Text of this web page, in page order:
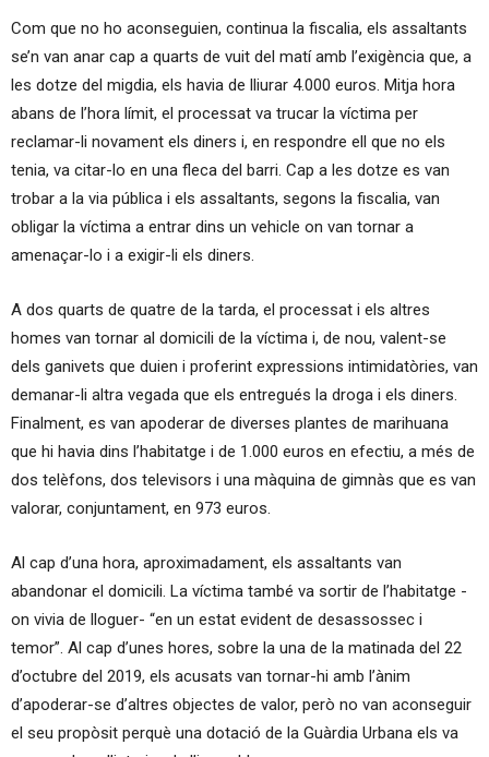
Com que no ho aconseguien, continua la fiscalia, els assaltants
se’n van anar cap a quarts de vuit del matí amb l’exigència que, a
les dotze del migdia, els havia de lliurar 4.000 euros. Mitja hora
abans de l’hora límit, el processat va trucar la víctima per
reclamar-li novament els diners i, en respondre ell que no els
tenia, va citar-lo en una fleca del barri. Cap a les dotze es van
trobar a la via pública i els assaltants, segons la fiscalia, van
obligar la víctima a entrar dins un vehicle on van tornar a
amenaçar-lo i a exigir-li els diners.
A dos quarts de quatre de la tarda, el processat i els altres
homes van tornar al domicili de la víctima i, de nou, valent-se
dels ganivets que duien i proferint expressions intimidatòries, van
demanar-li altra vegada que els entregués la droga i els diners.
Finalment, es van apoderar de diverses plantes de marihuana
que hi havia dins l’habitatge i de 1.000 euros en efectiu, a més de
dos telèfons, dos televisors i una màquina de gimnàs que es van
valorar, conjuntament, en 973 euros.
Al cap d’una hora, aproximadament, els assaltants van
abandonar el domicili. La víctima també va sortir de l’habitatge -
on vivia de lloguer- “en un estat evident de desassossec i
temor”. Al cap d’unes hores, sobre la una de la matinada del 22
d’octubre del 2019, els acusats van tornar-hi amb l’ànim
d’apoderar-se d’altres objectes de valor, però no van aconseguir
el seu propòsit perquè una dotació de la Guàrdia Urbana els va